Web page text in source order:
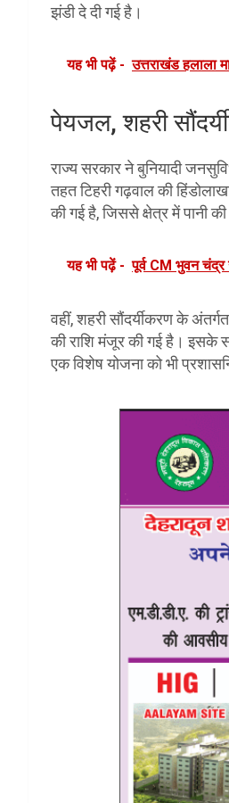
झंडी दे दी गई है।
यह भी पढ़ें - उत्तराखंड हलाला
पेयजल, शहरी
राज्य सरकार ने बुनियादी
तहत टिहरी गढ़वाल की
की गई है, जिससे क्षेत्र में पानी
यह भी पढ़ें - पूर्व CM भुवन
वहीं, शहरी सौंदर्यीकरण के
की राशि मंजूर की गई है। इसके
एक विशेष योजना को भी